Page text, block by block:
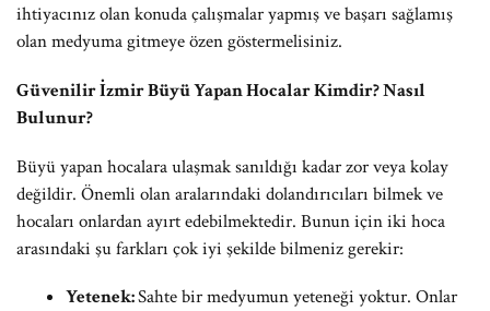
ihtiyacınız olan konuda çalışmalar yapmış ve başarı sağlamış
olan medyuma gitmeye özen göstermelisiniz.
Güvenilir İzmir Büyü Yapan Hocalar Kimdir? Nasıl
Bulunur?
Büyü yapan hocalara ulaşmak sanıldığı kadar zor veya kolay
değildir. Önemli olan aralarındaki dolandırıcıları bilmek ve
hocaları onlardan ayırt edebilmektedir. Bunun için iki hoca
arasındaki şu farkları çok iyi şekilde bilmeniz gerekir:
Yetenek:Sahte bir medyumun yeteneği yoktur. Onlar